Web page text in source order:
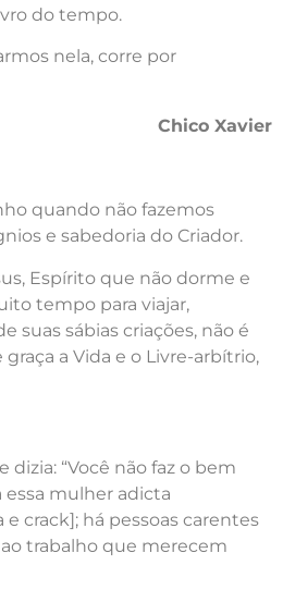
do tempo.
nela, corre por
Chico Xavier
quando não fazemos
e sabedoria do Criador.
Espírito que não dorme e
tempo para viajar,
suas sábias criações, não é
a Vida e o Livre-arbítrio,
“Você não faz o bem
essa mulher adicta
crack]; há pessoas carentes
trabalho que merecem